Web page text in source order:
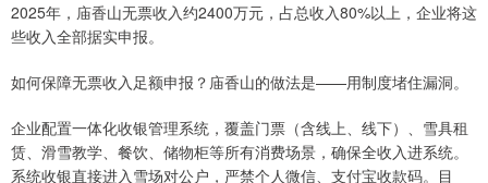
2025年，庙香山无票收入约2400万元，占总收入80%以上，企业将这
些收入全部据实申报。
如何保障无票收入足额申报？庙香山的做法是——用制度堵住漏洞。
企业配置一体化收银管理系统，覆盖门票（含线上、线下）、雪具租
赁、滑雪教学、餐饮、储物柜等所有消费场景，确保全收入进系统。
系统收银直接进入雪场对公户，严禁个人微信、支付宝收款码。目